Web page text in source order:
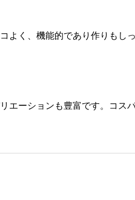
よく、機能的であり作りもし
エーションも豊富です。コス